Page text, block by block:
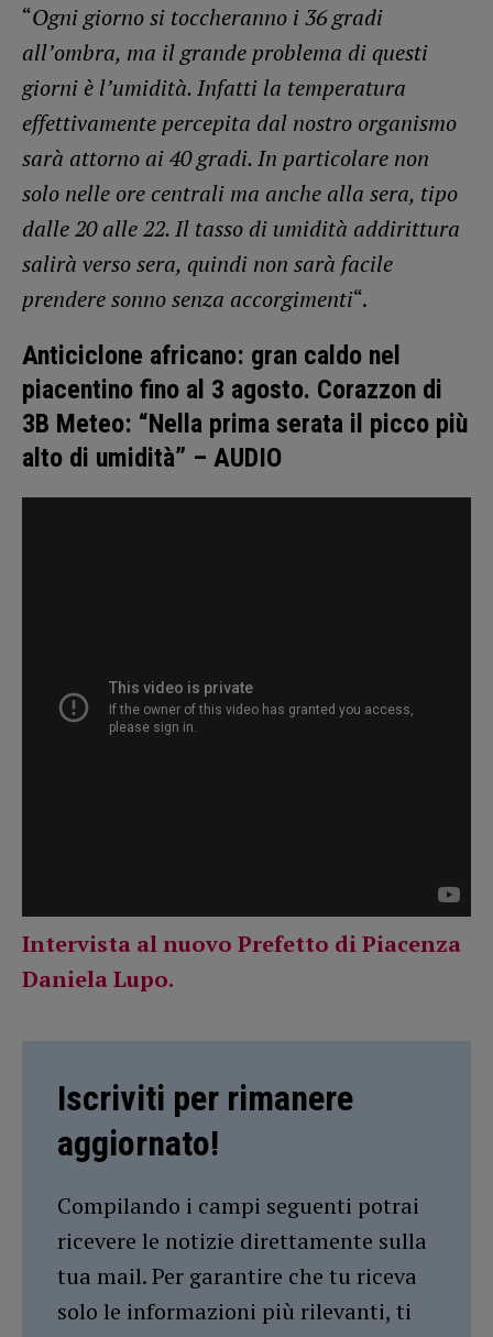
“Ogni giorno si toccheranno i 36 gradi
all’ombra, ma il grande problema di questi
giorni è l’umidità. Infatti la temperatura
effettivamente percepita dal nostro organismo
sarà attorno ai 40 gradi. In particolare non
solo nelle ore centrali ma anche alla sera, tipo
dalle 20 alle 22. Il tasso di umidità addirittura
salirà verso sera, quindi non sarà facile
prendere sonno senza accorgimenti“.
Anticiclone africano: gran caldo nel
piacentino fino al 3 agosto. Corazzon di
3B Meteo: “Nella prima serata il picco più
alto di umidità” – AUDIO
Intervista al nuovo Prefetto di Piacenza
Daniela Lupo.
Iscriviti per rimanere
aggiornato!
Compilando i campi seguenti potrai
ricevere le notizie direttamente sulla
tua mail. Per garantire che tu riceva
solo le informazioni più rilevanti, ti